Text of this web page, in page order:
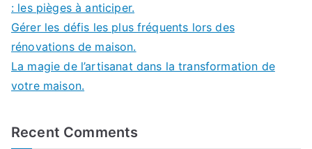
: les pièges à anticiper.
Gérer les défis les plus fréquents lors des
rénovations de maison.
La magie de l’artisanat dans la transformation de
votre maison.
Recent Comments